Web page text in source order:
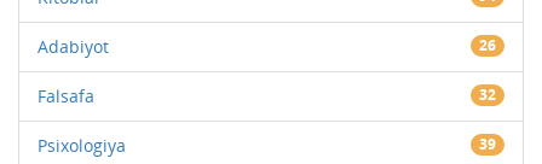
Adabiyot 26
Falsafa 32
Psixologiya 39